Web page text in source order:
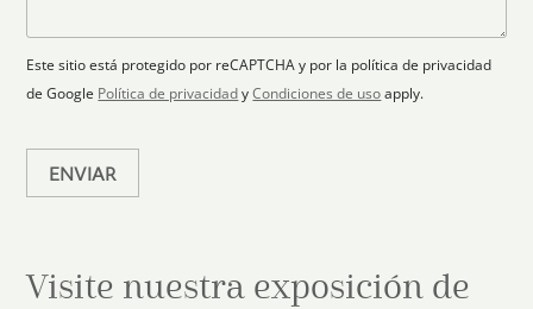
+
1
n
i
c
o
o
e
Este sitio está protegido por reCAPTCHA y por la política de privacidad
de Google Política de privacidad yCondiciones de uso apply.
ENVIAR
Visite nuestra exposición de